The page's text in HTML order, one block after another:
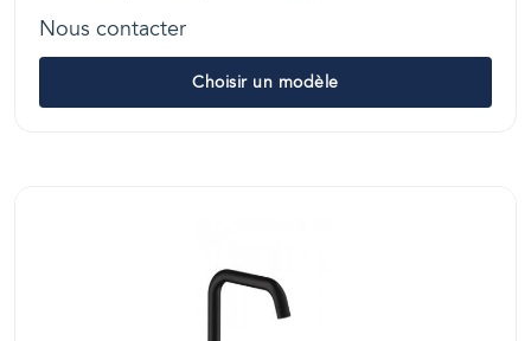
Nous contacter
Choisir un modèle